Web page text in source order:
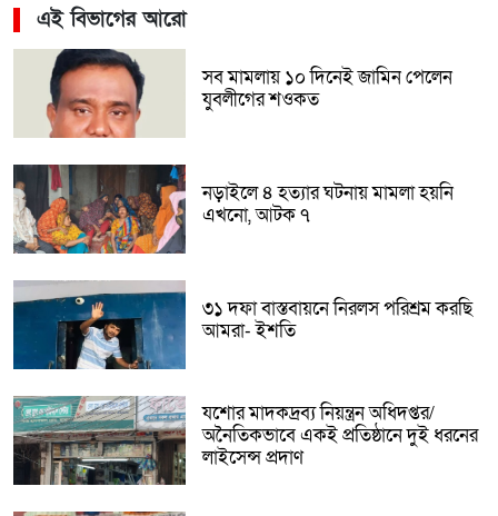
এই বিভাগের আরো
সব মামলায় ১০ দিনেই জামিন পেলেন
যুবলীগের শওকত
নড়াইলে ৪ হত্যার ঘটনায় মামলা হয়নি
এখনো, আটক ৭
৩১ দফা বাস্তবায়নে নিরলস পরিশ্রম করছি
আমরা- ইশতি
যশোর মাদকদ্রব্য নিয়ন্ত্রন অধিদপ্তর/
অনৈতিকভাবে একই প্রতিষ্ঠানে দুই ধরনের
লাইসেন্স প্রদাণ